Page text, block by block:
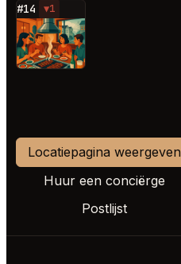
#14 ▼1
⭐
Locatiepagina weergeven
Huur een conciërge
Postlijst